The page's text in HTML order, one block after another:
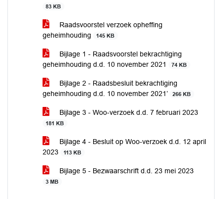
83 KB
Raadsvoorstel verzoek opheffing
geheimhouding
145 KB
Bijlage 1 - Raadsvoorstel bekrachtiging
geheimhouding d.d. 10 november 2021
74 KB
Bijlage 2 - Raadsbesluit bekrachtiging
geheimhouding d.d. 10 november 2021’
266 KB
Bijlage 3 - Woo-verzoek d.d. 7 februari 2023
181 KB
Bijlage 4 - Besluit op Woo-verzoek d.d. 12 april
2023
113 KB
Bijlage 5 - Bezwaarschrift d.d. 23 mei 2023
3 MB